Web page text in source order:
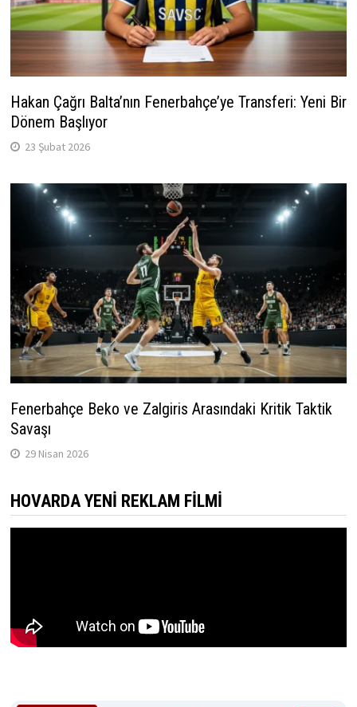
Hakan Çağrı Balta’nın Fenerbahçe’ye Transferi: Yeni Bir
Dönem Başlıyor
23 Şubat 2026
Fenerbahçe Beko ve Zalgiris Arasındaki Kritik Taktik
Savaşı
29 Nisan 2026
HOVARDA YENI REKLAM FILMI